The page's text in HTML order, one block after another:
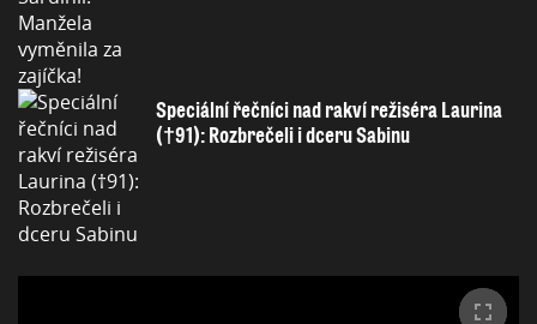
Speciální řečníci nad rakví režiséra Laurina
(†91): Rozbrečeli i dceru Sabinu